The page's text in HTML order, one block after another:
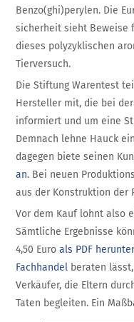
Benzo(ghi)perylen. Die
sicherheit sieht Beweise
dieses poly­zyklischen
Tier­versuch.
Die Stiftung Warentest
Hersteller mit, die bei
informiert und um eine
Demnach lehne Hauck
dagegen biete seinen
an. Bei neuen
aus der Konstruktion der
Vor dem Kauf lohnt also
Sämtliche Ergebnisse
4,50 Euroals PDF
Fachhandel beraten
Verkäufer, die Eltern
Taten begleiten. Ein